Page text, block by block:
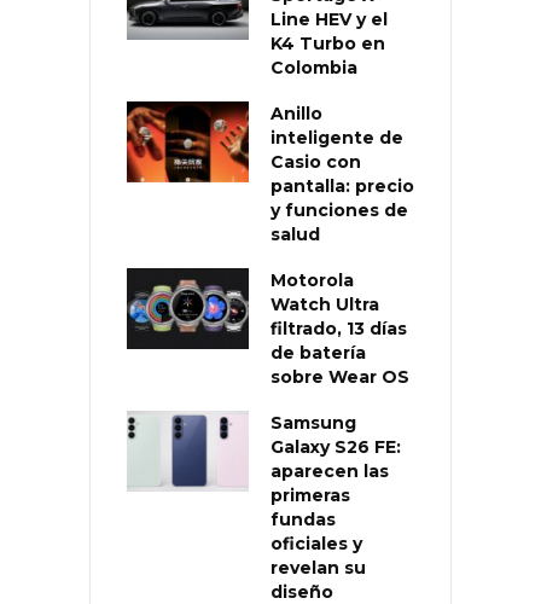
Line HEV y el
K4 Turbo en
Colombia
Anillo
inteligente de
Casio con
pantalla: precio
y funciones de
salud
Motorola
Watch Ultra
filtrado, 13 días
de batería
sobre Wear OS
Samsung
Galaxy S26 FE:
aparecen las
primeras
fundas
oficiales y
revelan su
diseño